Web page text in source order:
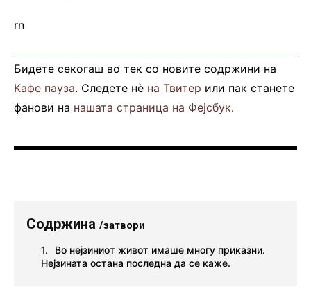
rn
Бидете секогаш во тек со новите содржини на
Кафе пауза. Следете нè на Твитер или пак станете
фанови на нашата страница на Фејсбук.
Содржина /затвори
Во нејзиниот живот имаше многу приказни.
Нејзината остана последна да се каже.